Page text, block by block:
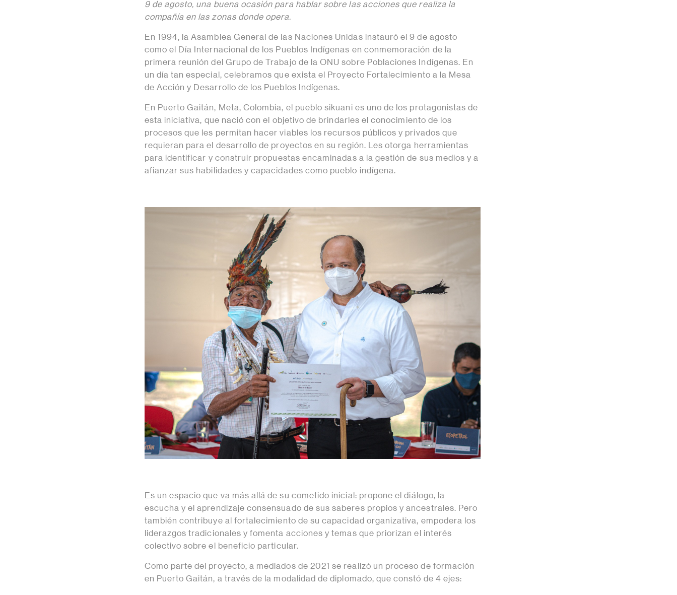
9 de agosto, una buena ocasión para hablar sobre las acciones que realiza la
compañía en las zonas donde opera.
En 1994, la Asamblea General de las Naciones Unidas instauró el 9 de agosto
como el Día Internacional de los Pueblos Indígenas en conmemoración de la
primera reunión del Grupo de Trabajo de la ONU sobre Poblaciones Indígenas. En
un día tan especial, celebramos que exista el Proyecto Fortalecimiento a la Mesa
de Acción y Desarrollo de los Pueblos Indígenas.
En Puerto Gaitán, Meta, Colombia, el pueblo sikuani es uno de los protagonistas de
esta iniciativa, que nació con el objetivo de brindarles el conocimiento de los
procesos que les permitan hacer viables los recursos públicos y privados que
requieran para el desarrollo de proyectos en su región. Les otorga herramientas
para identificar y construir propuestas encaminadas a la gestión de sus medios y a
afianzar sus habilidades y capacidades como pueblo indígena.
Es un espacio que va más allá de su cometido inicial: propone el diálogo, la
escucha y el aprendizaje consensuado de sus saberes propios y ancestrales. Pero
también contribuye al fortalecimiento de su capacidad organizativa, empodera los
liderazgos tradicionales y fomenta acciones y temas que priorizan el interés
colectivo sobre el beneficio particular.
Como parte del proyecto, a mediados de 2021 se realizó un proceso de formación
en Puerto Gaitán, a través de la modalidad de diplomado, que constó de 4 ejes: